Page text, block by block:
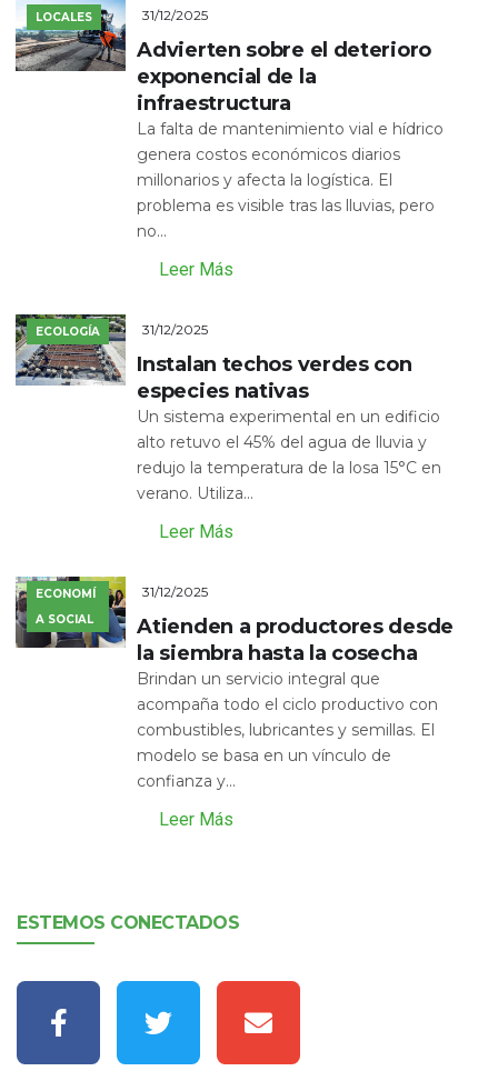
LOCALES 31/12/2025
Advierten sobre el deterioro
exponencial de la
infraestructura
La falta de mantenimiento vial e hídrico
genera costos económicos diarios
millonarios y afecta la logística. El
problema es visible tras las lluvias, pero
no...
Leer Más
ECOLOGÍA 31/12/2025
Instalan techos verdes con
especies nativas
Un sistema experimental en un edificio
alto retuvo el 45% del agua de lluvia y
redujo la temperatura de la losa 15°C en
verano. Utiliza...
Leer Más
ECONOMÍ
A SOCIAL
31/12/2025
Atienden a productores desde
la siembra hasta la cosecha
Brindan un servicio integral que
acompaña todo el ciclo productivo con
combustibles, lubricantes y semillas. El
modelo se basa en un vínculo de
confianza y...
Leer Más
ESTEMOS CONECTADOS